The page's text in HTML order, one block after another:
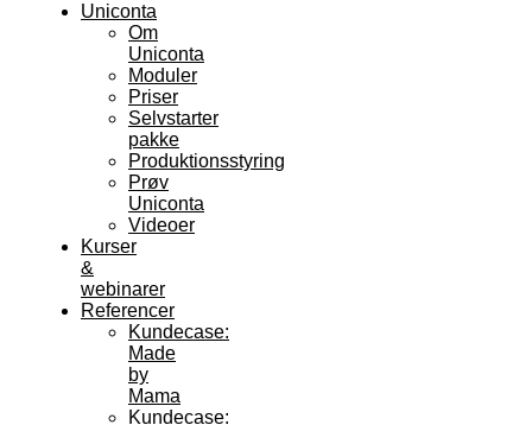
Uniconta
Om
Uniconta
Moduler
Priser
Selvstarter
pakke
Produktionsstyring
Prøv
Uniconta
Videoer
Kurser
&
webinarer
Referencer
Kundecase:
Made
by
Mama
Kundecase: